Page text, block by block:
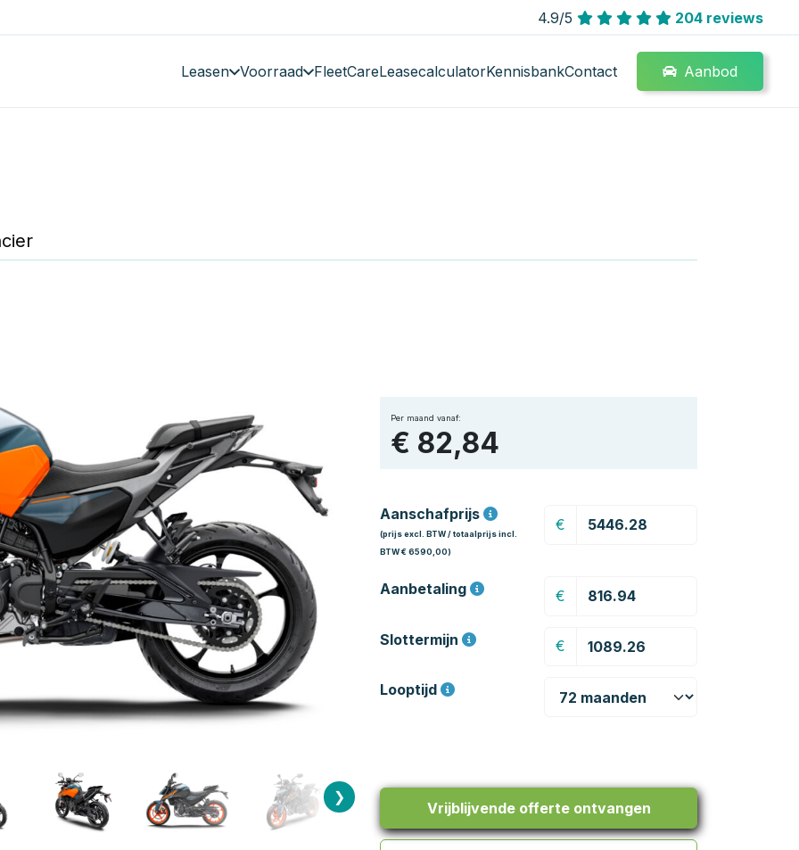
4.9/5 204 reviews
Leasen Voorraad FleetCareLeasecalculatorKennisbankContact Aanbod
❯
Per maand vanaf:
€ 82,84
Aanschafprijs
(prijs excl. BTW / totaalprijs incl.
BTW € 6590,00)
€
Aanbetaling €
Slottermijn €
Looptijd
Vrijblijvende offerte ontvangen